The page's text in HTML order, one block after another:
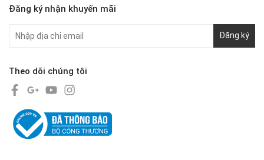
Đăng ký nhận khuyến mãi
Đăng ký
Theo dõi chúng tôi